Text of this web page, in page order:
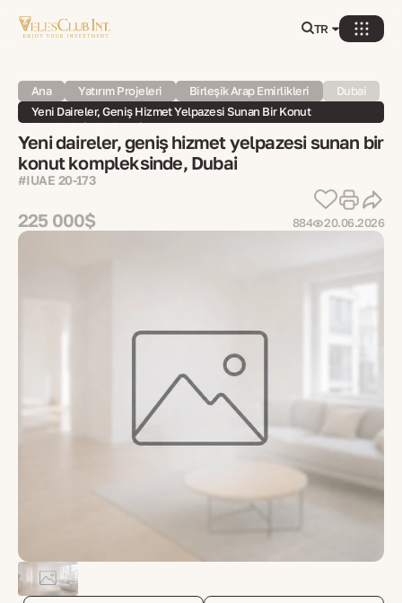
TR
Ana Yatırım Projeleri Birleşik Arap Emirlikleri
Dubai
Yeni Daireler, Geniş Hizmet Yelpazesi Sunan Bir Konut
Kompleksinde, Dubai
Yeni daireler, geniş hizmet yelpazesi sunan bir
konut kompleksinde, Dubai
#IUAE 20-173
225 000$ 884 20.06.2026